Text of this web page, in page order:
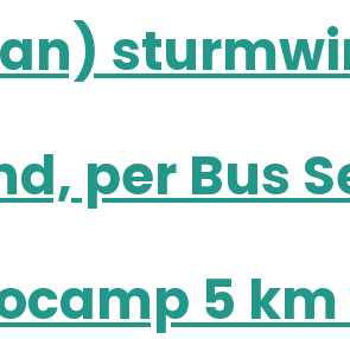
per Bus
5